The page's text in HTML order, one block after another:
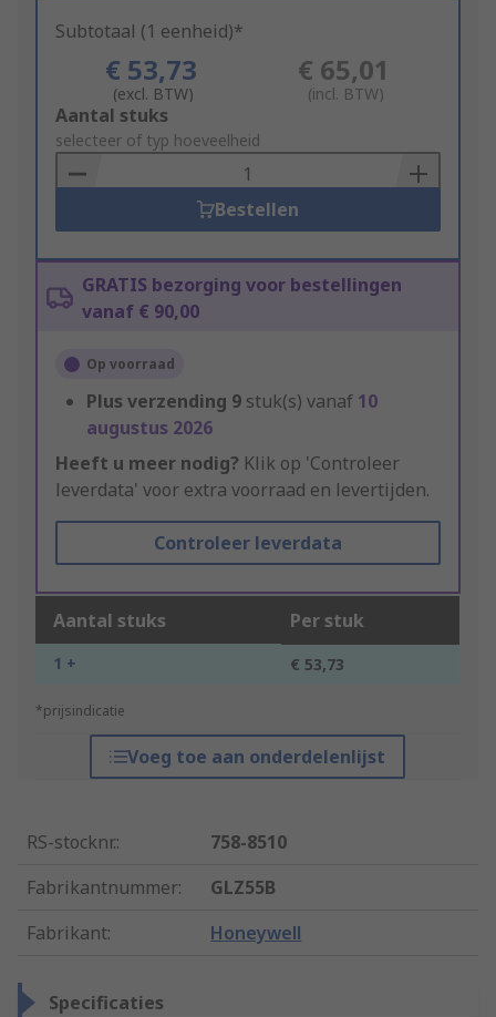
Subtotaal (1 eenheid)*
€ 53,73
(excl. BTW)
€ 65,01
(incl. BTW)
Add
to
Basket
Aantal stuks
selecteer of typ hoeveelheid
Bestellen
GRATIS bezorging voor bestellingen
vanaf € 90,00
Op voorraad
Plus verzending 9 stuk(s) vanaf 10
augustus 2026
Heeft u meer nodig? Klik op 'Controleer
leverdata' voor extra voorraad en levertijden.
Controleer leverdata
Aantal stuks Per stuk
1 + € 53,73
*prijsindicatie
Voeg toe aan onderdelenlijst
RS-stocknr.:
758-8510
Fabrikantnummer:
GLZ55B
Fabrikant: Honeywell
Specificaties